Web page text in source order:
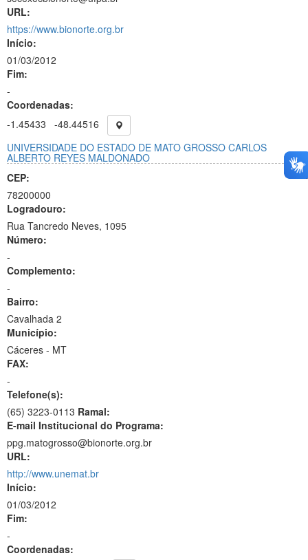
URL:
https://www.bionorte.org.br
Início:
01/03/2012
Fim:
-
Coordenadas:
-1.45433
-48.44516
UNIVERSIDADE DO ESTADO DE MATO GROSSO CARLOS
ALBERTO REYES MALDONADO
CEP:
78200000
Logradouro:
Rua Tancredo Neves, 1095
Número:
-
Complemento:
-
Bairro:
Cavalhada 2
Município:
Cáceres - MT
FAX:
-
Telefone(s):
(65) 3223-0113 Ramal:
E-mail Institucional do Programa:
ppg.matogrosso@bionorte.org.br
URL:
http://www.unemat.br
Início:
01/03/2012
Fim:
-
Coordenadas: